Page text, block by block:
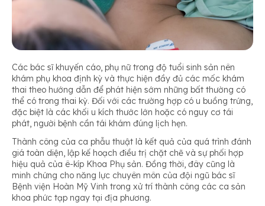
Các bác sĩ khuyến cáo, phụ nữ trong độ tuổi sinh sản nên
khám phụ khoa định kỳ và thực hiện đầy đủ các mốc khám
thai theo hướng dẫn để phát hiện sớm những bất thường có
thể có trong thai kỳ. Đối với các trường hợp có u buồng trứng,
đặc biệt là các khối u kích thước lớn hoặc có nguy cơ tái
phát, người bệnh cần tái khám đúng lịch hẹn.
Thành công của ca phẫu thuật là kết quả của quá trình đánh
giá toàn diện, lập kế hoạch điều trị chặt chẽ và sự phối hợp
hiệu quả của ê-kíp Khoa Phụ sản. Đồng thời, đây cũng là
minh chứng cho năng lực chuyên môn của đội ngũ bác sĩ
Bệnh viện Hoàn Mỹ Vinh trong xử trí thành công các ca sản
khoa phức tạp ngay tại địa phương.